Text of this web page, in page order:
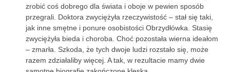
zrobić coś dobrego dla świata i oboje w pewien sposób
przegrali. Doktora zwyciężyła rzeczywistość – stał się taki,
jak inne smętne i ponure osobistości Obrzydłówka. Stasię
zwyciężyła bieda i choroba. Choć pozostała wierna ideałom
– zmarła. Szkoda, że tych dwoje ludzi rozstało się, może
razem zdziałaliby więcej. A tak, w rezultacie mamy dwie